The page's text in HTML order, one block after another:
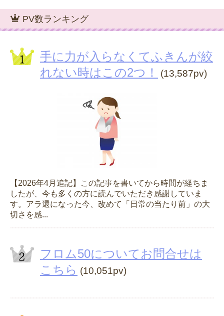
PV数ランキング
手に力が入らなくてふきんが絞
れない時はこの2つ！
(13,587pv)
【2026年4月追記】この記事を書いてから時間が経ちま
したが、今も多くの方に読んでいただき感謝していま
す。アラ還になった今、改めて「日常の当たり前」の大
切さを感...
フロム50についてお問合せは
こちら (10,051pv)